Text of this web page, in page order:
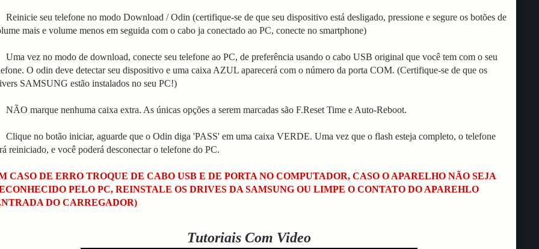
seu telefone no modo Download / Odin (certifique-se de que seu dispositivo está desligado, pressione e segure os botões de
mais e volume menos em seguida com o cabo ja conectado ao PC, conecte no smartphone)
vez no modo de download, conecte seu telefone ao PC, de preferência usando o cabo USB original que você tem com o seu
O odin deve detectar seu dispositivo e uma caixa AZUL aparecerá com o número da porta COM. (Certifique-se de que os
SAMSUNG estão instalados no seu PC!)
marque nenhuma caixa extra. As únicas opções a serem marcadas são F.Reset Time e Auto-Reboot.
no botão iniciar, aguarde que o Odin diga 'PASS' em uma caixa VERDE. Uma vez que o flash esteja completo, o telefone
reiniciado, e você poderá desconectar o telefone do PC.
CASO DE ERRO TROQUE DE CABO USB E DE PORTA NO COMPUTADOR, CASO O APARELHO NÃO SEJA
PELO PC, REINSTALE OS DRIVES DA SAMSUNG OU LIMPE O CONTATO DO APAREHLO
DO CARREGADOR)
Tutoriais Com Video